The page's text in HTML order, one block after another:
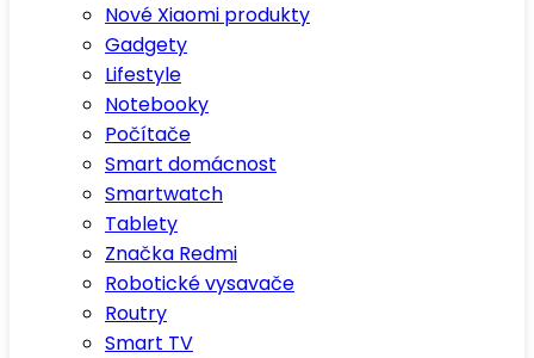
Nové Xiaomi produkty
Gadgety
Lifestyle
Notebooky
Počítače
Smart domácnost
Smartwatch
Tablety
Značka Redmi
Robotické vysavače
Routry
Smart TV